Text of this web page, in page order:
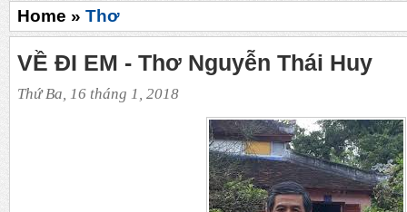
Home » Thơ
VỀ ĐI EM - Thơ Nguyễn Thái Huy
Thứ Ba, 16 tháng 1, 2018